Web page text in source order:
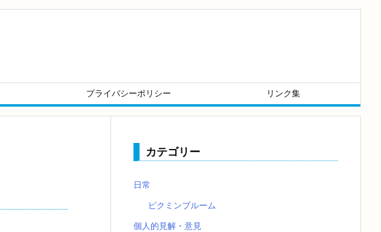
プライバシーポリシー リンク集
カテゴリー
日常
ピクミンブルーム
個人的見解・意見